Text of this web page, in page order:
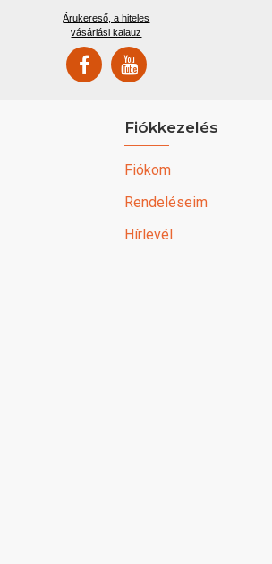
Árukereső, a hiteles
vásárlási kalauz
Fiókkezelés
Fiókom
Rendeléseim
Hírlevél